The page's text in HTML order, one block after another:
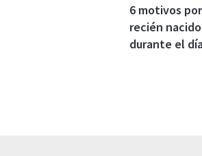
6 motivos
recién
durante el